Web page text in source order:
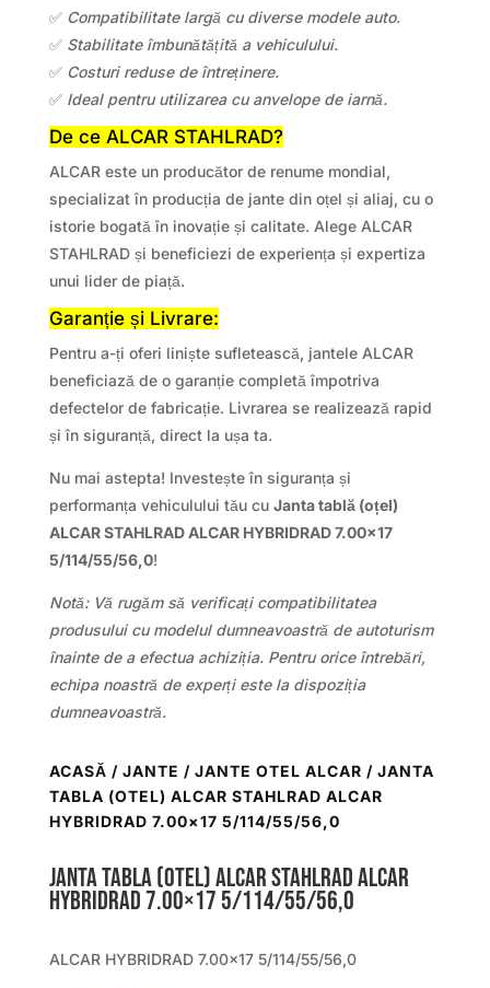
✅ Compatibilitate largă cu diverse modele auto.
✅ Stabilitate îmbunătățită a vehiculului.
✅ Costuri reduse de întreținere.
✅ Ideal pentru utilizarea cu anvelope de iarnă.
De ce ALCAR STAHLRAD?
ALCAR este un producător de renume mondial,
specializat în producția de jante din oțel și aliaj, cu o
istorie bogată în inovație și calitate. Alege ALCAR
STAHLRAD și beneficiezi de experiența și expertiza
unui lider de piață.
Garanție și Livrare:
Pentru a-ți oferi liniște sufletească, jantele ALCAR
beneficiază de o garanție completă împotriva
defectelor de fabricație. Livrarea se realizează rapid
și în siguranță, direct la ușa ta.
Nu mai astepta! Investește în siguranța și
performanța vehiculului tău cu Janta tablă (oțel)
ALCAR STAHLRAD ALCAR HYBRIDRAD 7.00×17
5/114/55/56,0!
Notă: Vă rugăm să verificați compatibilitatea
produsului cu modelul dumneavoastră de autoturism
înainte de a efectua achiziția. Pentru orice întrebări,
echipa noastră de experți este la dispoziția
dumneavoastră.
ACASĂ / JANTE / JANTE OTEL ALCAR / JANTA
TABLA (OTEL) ALCAR STAHLRAD ALCAR
HYBRIDRAD 7.00×17 5/114/55/56,0
Janta tabla (otel) ALCAR STAHLRAD ALCAR
HYBRIDRAD 7.00×17 5/114/55/56,0
ALCAR HYBRIDRAD 7.00×17 5/114/55/56,0